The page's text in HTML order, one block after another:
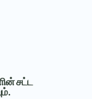
சட்ட